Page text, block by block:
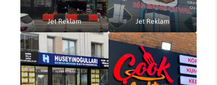
Jet Reklam Jet Reklam